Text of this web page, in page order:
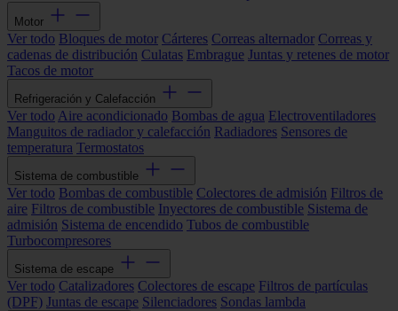
Motor
Ver todo Bloques de motor Cárteres Correas alternador Correas y
cadenas de distribución Culatas Embrague Juntas y retenes de motor
Tacos de motor
Refrigeración y Calefacción
Ver todo Aire acondicionado Bombas de agua Electroventiladores
Manguitos de radiador y calefacción Radiadores Sensores de
temperatura Termostatos
Sistema de combustible
Ver todo Bombas de combustible Colectores de admisión Filtros de
aire Filtros de combustible Inyectores de combustible Sistema de
admisión Sistema de encendido Tubos de combustible
Turbocompresores
Sistema de escape
Ver todo Catalizadores Colectores de escape Filtros de partículas
(DPF) Juntas de escape Silenciadores Sondas lambda